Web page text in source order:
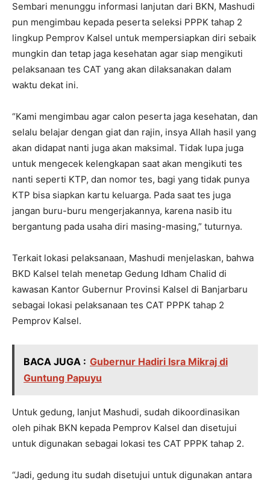
Sembari menunggu informasi lanjutan dari BKN, Mashudi
pun mengimbau kepada peserta seleksi PPPK tahap 2
lingkup Pemprov Kalsel untuk mempersiapkan diri sebaik
mungkin dan tetap jaga kesehatan agar siap mengikuti
pelaksanaan tes CAT yang akan dilaksanakan dalam
waktu dekat ini.
“Kami mengimbau agar calon peserta jaga kesehatan, dan
selalu belajar dengan giat dan rajin, insya Allah hasil yang
akan didapat nanti juga akan maksimal. Tidak lupa juga
untuk mengecek kelengkapan saat akan mengikuti tes
nanti seperti KTP, dan nomor tes, bagi yang tidak punya
KTP bisa siapkan kartu keluarga. Pada saat tes juga
jangan buru-buru mengerjakannya, karena nasib itu
bergantung pada usaha diri masing-masing,” tuturnya.
Terkait lokasi pelaksanaan, Mashudi menjelaskan, bahwa
BKD Kalsel telah menetap Gedung Idham Chalid di
kawasan Kantor Gubernur Provinsi Kalsel di Banjarbaru
sebagai lokasi pelaksanaan tes CAT PPPK tahap 2
Pemprov Kalsel.
BACA JUGA : Gubernur Hadiri Isra Mikraj di
Guntung Papuyu
Untuk gedung, lanjut Mashudi, sudah dikoordinasikan
oleh pihak BKN kepada Pemprov Kalsel dan disetujui
untuk digunakan sebagai lokasi tes CAT PPPK tahap 2.
“Jadi, gedung itu sudah disetujui untuk digunakan antara